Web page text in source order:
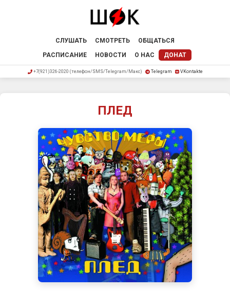
СЛУШАТЬ СМОТРЕТЬ
ОБЩАТЬСЯ
РАСПИСАНИЕ
НОВОСТИ О НАС ДОНАТ
+7(921)326-2020 (телефон/SMS/Telegram/Макс) Telegram VKontakte
ПЛЕД